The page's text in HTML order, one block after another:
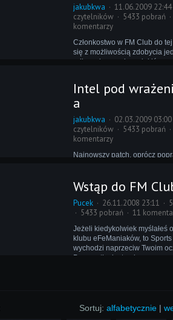
jakubkwa
11.06.2009 22:44
czytelników
5433 pobrań
komentarzy
Członkostwo w FM Club do
się z możliwością zdobycia
odbywającym się co jakiś
posiadacze oryginalnego FM
Intel pod
a
jakubkwa
02.03.2009 03:00
czytelników
5433 pobrań
komentarzy
Najnowszy patch, oprócz
procesora i, w przypadku gry
ikonę stanu baterii. Okazuje
przynajmniej kilku graczy
zyskać.
Wstąp do FM
Pucek 26.11.2008 23:11
5433 pobrań
11
Jeżeli kiedykolwiek myślałeś
klubu eFeManiaków, to
wychodzi naprzeciw Twoim
Przepustką jest najnowsza
Sortuj: alfabetycznie |